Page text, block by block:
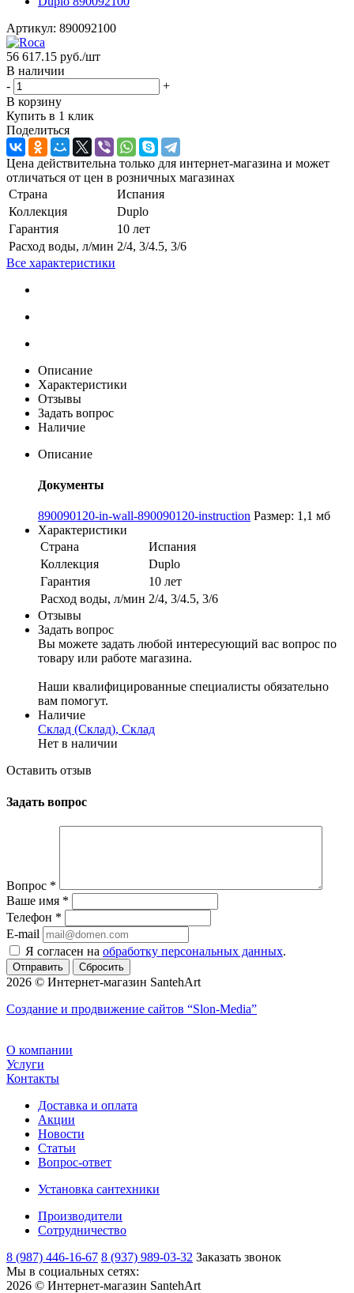
Артикул: 890092100
56 617.15 руб./шт
В наличии
-
+
В корзину
Купить в 1 клик
Поделиться
Цена действительна только для интернет-магазина и может
отличаться от цен в розничных магазинах
Страна
Испания
Коллекция
Duplo
Гарантия
10 лет
Расход воды, л/мин 2/4, 3/4.5, 3/6
Все характеристики
Описание
Характеристики
Отзывы
Задать вопрос
Наличие
Описание
Документы
890090120-in-wall-890090120-instruction Размер: 1,1 мб
Характеристики
Страна
Испания
Коллекция
Duplo
Гарантия
10 лет
Расход воды, л/мин 2/4, 3/4.5, 3/6
Отзывы
Задать вопрос
Вы можете задать любой интересующий вас вопрос по
товару или работе магазина.
Наши квалифицированные специалисты обязательно
вам помогут.
Наличие
Склад (Склад), Склад
Нет в наличии
Оставить отзыв
Задать вопрос
Вопрос *
Ваше имя *
Телефон *
E-mail
Я согласен на обработку персональных данных.
Сбросить
2026 © Интернет-магазин SantehArt
Создание и продвижение сайтов “Slon-Media”
О компании
Услуги
Контакты
Доставка и оплата
Акции
Новости
Статьи
Вопрос-ответ
Установка сантехники
Производители
Сотрудничество
8 (987) 446-16-67 8 (937) 989-03-32 Заказать звонок
Мы в социальных сетях:
2026 © Интернет-магазин SantehArt